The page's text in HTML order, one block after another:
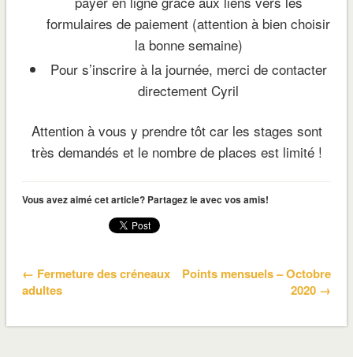
formulaires de paiement (attention à bien choisir
la bonne semaine)
Pour s’inscrire à la journée, merci de contacter
directement Cyril
Attention à vous y prendre tôt car les stages sont
très demandés et le nombre de places est limité !
Vous avez aimé cet article? Partagez le avec vos amis!
← Fermeture des créneaux
adultes
Points mensuels – Octobre
2020 →